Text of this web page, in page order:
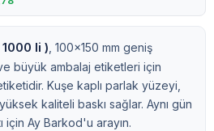
li ) , 100x150 mm geniş
büyük ambalaj etiketleri için
Kuşe kaplı parlak yüzeyi,
kaliteli baskı sağlar. Aynı gün
için Ay Barkod'u arayın.